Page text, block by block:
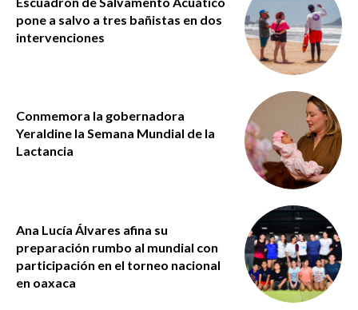
pone a salvo a tres bañistas en dos
intervenciones
Conmemora la gobernadora
Yeraldine la Semana Mundial de la
Lactancia
Ana Lucía Álvares afina su
preparación rumbo al mundial con
participación en el torneo nacional
en oaxaca